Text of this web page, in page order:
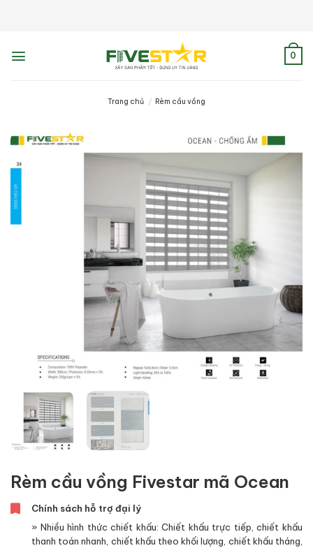
0
Trang chủ / Rèm cầu vồng
Rèm cầu vồng Fivestar mã Ocean
Chính sách hỗ trợ đại lý
» Nhiều hình thức chiết khấu: Chiết khấu trực tiếp, chiết khấu
thanh toán nhanh, chiết khấu theo khối lượng, chiết khấu tháng,